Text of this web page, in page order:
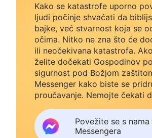
Kako se katastrofe uporno
ljudi počinje shvaćati da
bajke, već stvarnost koja se
očima. Nitko ne zna što će
ili neočekivana katastrofa.
želite dočekati Gospodinov
sigurnost pod Božjom
Messenger kako biste se
proučavanje. Nemojte čekati
Povežite se s
Messengera